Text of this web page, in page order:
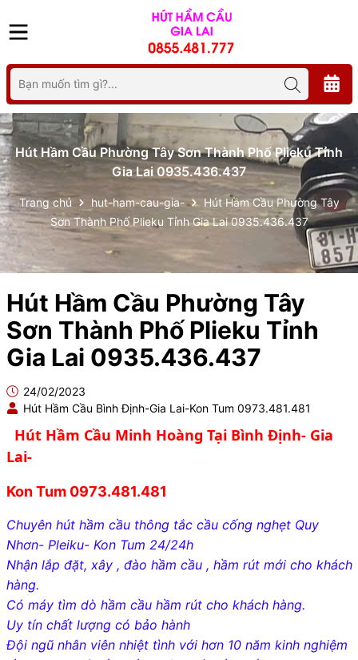
Hút Hầm Cầu Phường Tây Sơn Thành Phố Plieku Tỉnh
Gia Lai 0935.436.437
Trang chủ hut-ham-cau-gia-
Hút Hầm Cầu Phường Tây
Sơn Thành Phố Plieku Tỉnh Gia Lai 0935.436.437
Hút Hầm Cầu Phường Tây
Sơn Thành Phố Plieku Tỉnh
Gia Lai 0935.436.437
24/02/2023
Hút Hầm Cầu Bình Định-Gia Lai-Kon Tum 0973.481.481
Hút Hầm Cầu Minh Hoàng Tại Bình Định- Gia
Lai-
Kon Tum 0973.481.481
Chuyên hút hầm cầu thông tắc cầu cống nghẹt Quy
Nhơn- Pleiku- Kon Tum 24/24h
Nhận lắp đặt, xây , đào hầm cầu , hầm rút mới cho khách
hàng.
Có máy tìm dò hầm cầu hầm rút cho khách hàng.
Uy tín chất lượng có bảo hành
Đội ngũ nhân viên nhiệt tình với hơn 10 năm kinh nghiệm